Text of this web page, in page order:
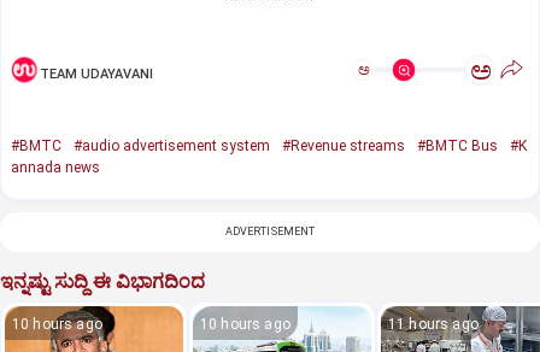
TEAM UDAYAVANI ಅ ಅ
#BMTC #audio advertisement system #Revenue streams #BMTC Bus
#K
annada news
ADVERTISEMENT
ಇನ್ನಷ್ಟು ಸುದ್ದಿ ಈ ವಿಭಾಗದಿಂದ
10 hours ago 10 hours ago 11 hours ago